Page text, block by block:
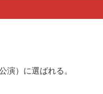
に選ばれる。